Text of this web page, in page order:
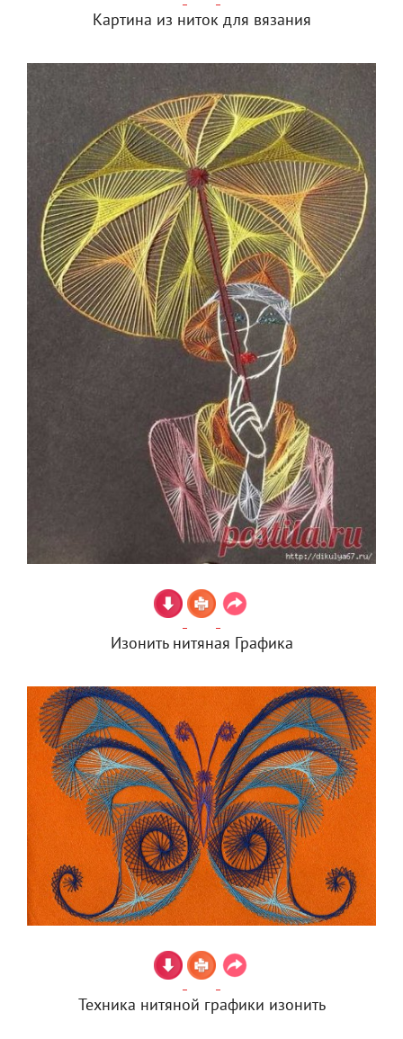
Картина из ниток для вязания
Изонить нитяная Графика
Техника нитяной графики изонить